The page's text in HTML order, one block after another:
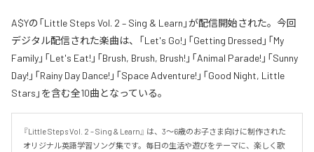
A$Yの「Little Steps Vol. 2 – Sing & Learn」が配信開始された。今回
デジタル配信された楽曲は、「Let's Go!」「Getting Dressed」「My
Family」「Let's Eat!」「Brush, Brush, Brush!」「Animal Parade!」「Sunny
Day!」「Rainy Day Dance!」「Space Adventure!」「Good Night, Little
Stars」を含む全10曲となっている。
『Little Steps Vol. 2 – Sing & Learn』 は、3〜6歳のお子さま向けに制作された
オリジナル英語学習ソング集です。毎日の生活や遊びをテーマに、楽しく歌